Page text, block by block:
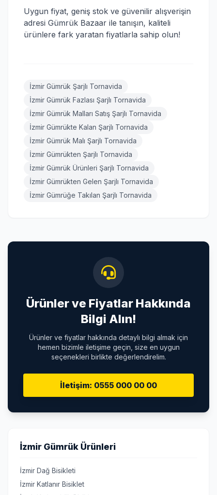
Uygun fiyat, geniş stok ve güvenilir alışverişin
adresi Gümrük Bazaar ile tanışın, kaliteli
ürünlere fark yaratan fiyatlarla sahip olun!
İzmir Gümrük Şarjlı Tornavida
İzmir Gümrük Fazlası Şarjlı Tornavida
İzmir Gümrük Malları Satış Şarjlı Tornavida
İzmir Gümrükte Kalan Şarjlı Tornavida
İzmir Gümrük Malı Şarjlı Tornavida
İzmir Gümrükten Şarjlı Tornavida
İzmir Gümrük Ürünleri Şarjlı Tornavida
İzmir Gümrükten Gelen Şarjlı Tornavida
İzmir Gümrüğe Takılan Şarjlı Tornavida
Ürünler ve Fiyatlar Hakkında
Bilgi Alın!
Ürünler ve fiyatlar hakkında detaylı bilgi almak için
hemen bizimle iletişime geçin, size en uygun
seçenekleri birlikte değerlendirelim.
İletişim: 0555 000 00 00
İzmir Gümrük Ürünleri
İzmir Dağ Bisikleti
İzmir Katlanır Bisiklet